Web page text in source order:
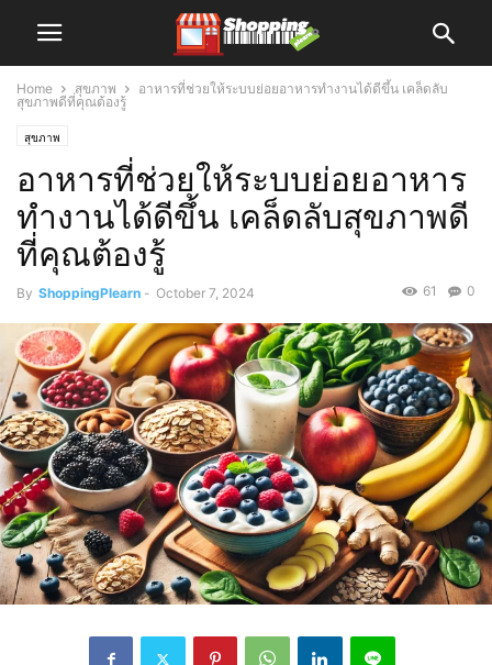
Home สุขภาพ
อาหารที่ช่วยให้ระบบย่อยอาหารทำงานได้ดีขึ้น เคล็ดลับ
สุขภาพดีที่คุณต้องรู้
สุขภาพ
อาหารที่ช่วยให้ระบบย่อยอาหาร
ทำงานได้ดีขึ้น เคล็ดลับสุขภาพดี
ที่คุณต้องรู้
By ShoppingPlearn - October 7, 2024 0
61